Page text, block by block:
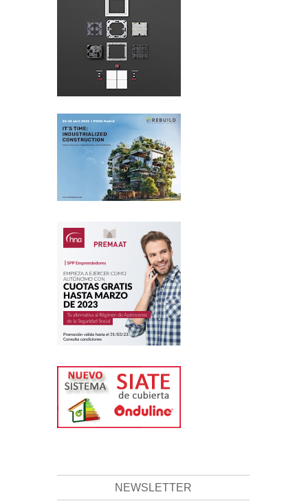
NEWSLETTER